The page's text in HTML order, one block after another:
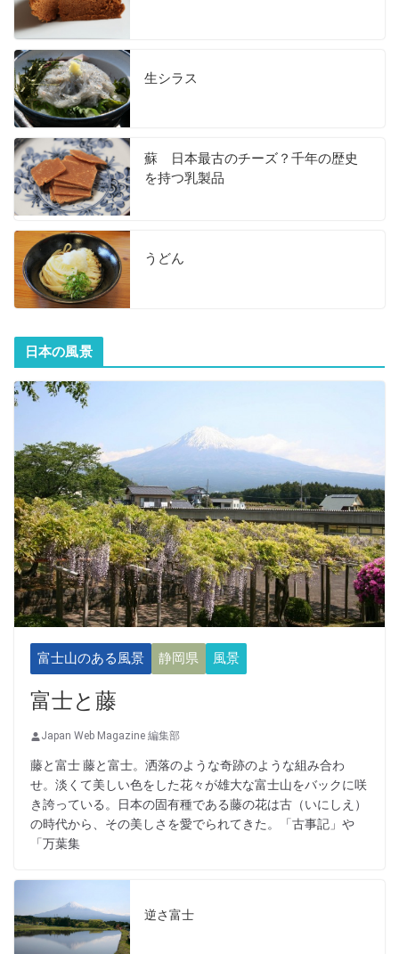
生シラス
蘇 日本最古のチーズ？千年の歴史
を持つ乳製品
うどん
日本の風景
富士山のある風景 静岡県 風景
富士と藤
Japan Web Magazine 編集部
藤と富士 藤と富士。洒落のような奇跡のような組み合わ
せ。淡くて美しい色をした花々が雄大な富士山をバックに咲
き誇っている。日本の固有種である藤の花は古（いにしえ）
の時代から、その美しさを愛でられてきた。「古事記」や
「万葉集
逆さ富士